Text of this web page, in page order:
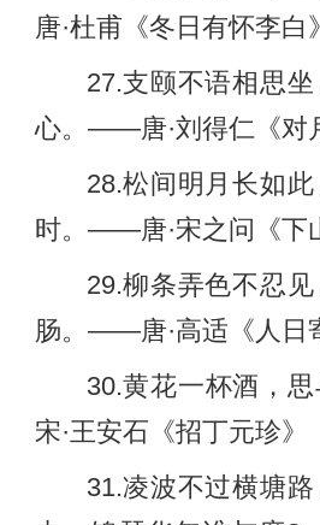
唐·杜甫《冬日有怀李白》
27.支颐不语相思
心。——唐·刘得仁《对
28.松间明月长如
时。——唐·宋之问《下
29.柳条弄色不忍
肠。——唐·高适《人日
30.黄花一杯酒，
宋·王安石《招丁元珍》
31.凌波不过横塘